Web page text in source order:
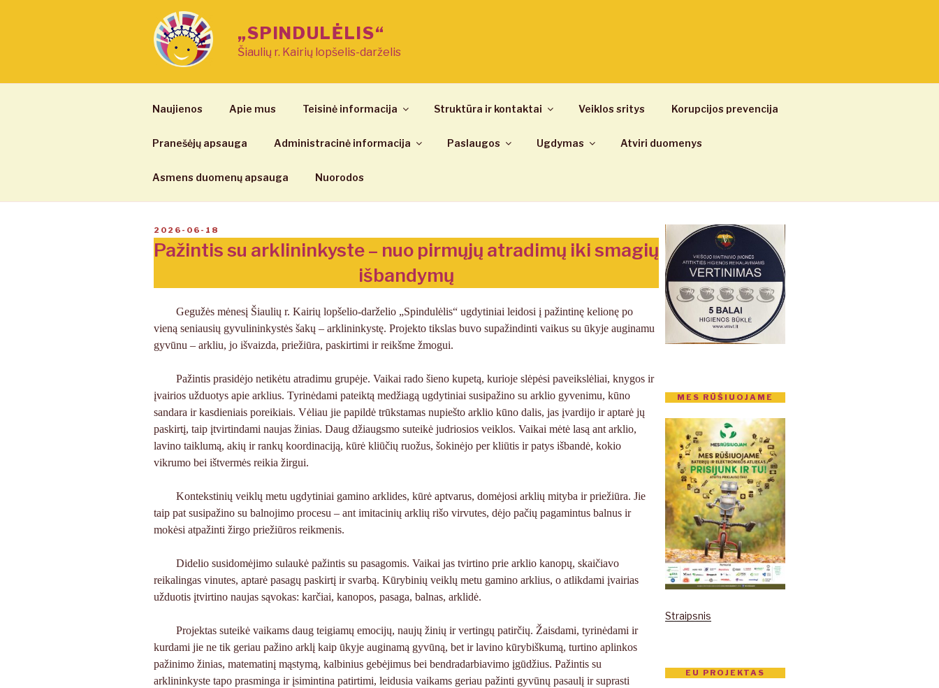
„SPINDULĖLIS“
Šiaulių r. Kairių lopšelis-darželis
Naujienos Apie mus Teisinė informacija Struktūra ir kontaktai Veiklos sritys Korupcijos prevencija
Pranešėjų apsauga Administracinė informacija Paslaugos Ugdymas Atviri duomenys
Asmens duomenų apsauga Nuorodos
PASKELBTA
2026-06-18
Pažintis su arklininkyste – nuo pirmųjų atradimų iki smagių
išbandymų
Gegužės mėnesį Šiaulių r. Kairių lopšelio-darželio „Spindulėlis“ ugdytiniai leidosi į pažintinę kelionę po
vieną seniausių gyvulininkystės šakų – arklininkystę. Projekto tikslas buvo supažindinti vaikus su ūkyje auginamu
gyvūnu – arkliu, jo išvaizda, priežiūra, paskirtimi ir reikšme žmogui.
Pažintis prasidėjo netikėtu atradimu grupėje. Vaikai rado šieno kupetą, kurioje slėpėsi paveikslėliai, knygos ir
įvairios užduotys apie arklius. Tyrinėdami pateiktą medžiagą ugdytiniai susipažino su arklio gyvenimu, kūno
sandara ir kasdieniais poreikiais. Vėliau jie papildė trūkstamas nupiešto arklio kūno dalis, jas įvardijo ir aptarė jų
paskirtį, taip įtvirtindami naujas žinias. Daug džiaugsmo suteikė judriosios veiklos. Vaikai mėtė lasą ant arklio,
lavino taiklumą, akių ir rankų koordinaciją, kūrė kliūčių ruožus, šokinėjo per kliūtis ir patys išbandė, kokio
vikrumo bei ištvermės reikia žirgui.
Kontekstinių veiklų metu ugdytiniai gamino arklides, kūrė aptvarus, domėjosi arklių mityba ir priežiūra. Jie
taip pat susipažino su balnojimo procesu – ant imitacinių arklių rišo virvutes, dėjo pačių pagamintus balnus ir
mokėsi atpažinti žirgo priežiūros reikmenis.
Didelio susidomėjimo sulaukė pažintis su pasagomis. Vaikai jas tvirtino prie arklio kanopų, skaičiavo
reikalingas vinutes, aptarė pasagų paskirtį ir svarbą. Kūrybinių veiklų metu gamino arklius, o atlikdami įvairias
užduotis įtvirtino naujas sąvokas: karčiai, kanopos, pasaga, balnas, arklidė.
Projektas suteikė vaikams daug teigiamų emocijų, naujų žinių ir vertingų patirčių. Žaisdami, tyrinėdami ir
kurdami jie ne tik geriau pažino arklį kaip ūkyje auginamą gyvūną, bet ir lavino kūrybiškumą, turtino aplinkos
pažinimo žinias, matematinį mąstymą, kalbinius gebėjimus bei bendradarbiavimo įgūdžius. Pažintis su
arklininkyste tapo prasminga ir įsimintina patirtimi, leidusia vaikams geriau pažinti gyvūnų pasaulį ir suprasti
MES RŪŠIUOJAME
Straipsnis
EU PROJEKTAS